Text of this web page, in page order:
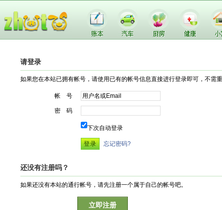
请登录
如果您在本站已拥有帐号，请使用已有的帐号信息直接进行登录即可，不需
帐 号
密 码
下次自动登录
忘记密码?
还没有注册吗？
如果还没有本站的通行帐号，请先注册一个属于自己的帐号吧。
立即注册